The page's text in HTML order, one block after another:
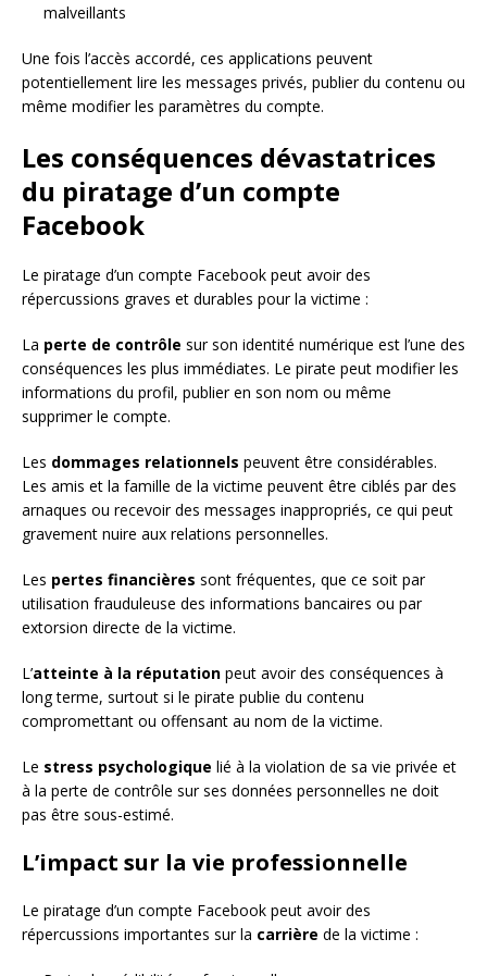
malveillants
Une fois l’accès accordé, ces applications peuvent
potentiellement lire les messages privés, publier du contenu ou
même modifier les paramètres du compte.
Les conséquences dévastatrices
du piratage d’un compte
Facebook
Le piratage d’un compte Facebook peut avoir des
répercussions graves et durables pour la victime :
La perte de contrôle sur son identité numérique est l’une des
conséquences les plus immédiates. Le pirate peut modifier les
informations du profil, publier en son nom ou même
supprimer le compte.
Les dommages relationnels peuvent être considérables.
Les amis et la famille de la victime peuvent être ciblés par des
arnaques ou recevoir des messages inappropriés, ce qui peut
gravement nuire aux relations personnelles.
Les pertes financières sont fréquentes, que ce soit par
utilisation frauduleuse des informations bancaires ou par
extorsion directe de la victime.
L’atteinte à la réputation peut avoir des conséquences à
long terme, surtout si le pirate publie du contenu
compromettant ou offensant au nom de la victime.
Le stress psychologique lié à la violation de sa vie privée et
à la perte de contrôle sur ses données personnelles ne doit
pas être sous-estimé.
L’impact sur la vie professionnelle
Le piratage d’un compte Facebook peut avoir des
répercussions importantes sur la carrière de la victime :